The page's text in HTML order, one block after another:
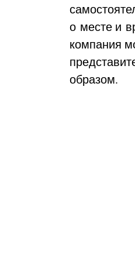
о месте и
компания
образом.